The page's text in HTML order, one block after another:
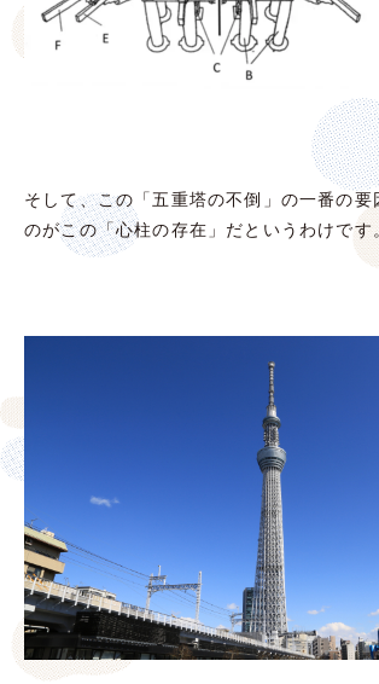
そして、この「五重塔の不倒」の一番の要
のがこの「心柱の存在」だというわけです